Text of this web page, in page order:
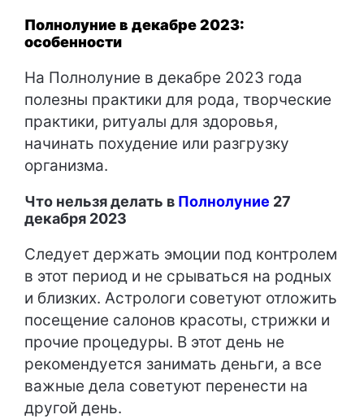
Полнолуние в декабре 2023:
особенности
На Полнолуние в декабре 2023 года
полезны практики для рода, творческие
практики, ритуалы для здоровья,
начинать похудение или разгрузку
организма.
Что нельзя делать в Полнолуние 27
декабря 2023
Следует держать эмоции под контролем
в этот период и не срываться на родных
и близких. Астрологи советуют отложить
посещение салонов красоты, стрижки и
прочие процедуры. В этот день не
рекомендуется занимать деньги, а все
важные дела советуют перенести на
другой день.